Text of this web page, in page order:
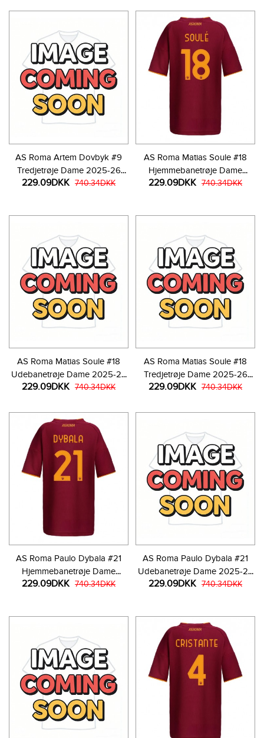
AS Roma Artem Dovbyk #9
Tredjetrøje Dame 2025-26
Kortærmet
229.09DKK 740.34DKK
AS Roma Matias Soule #18
Hjemmebanetrøje Dame
2025-26 Kortærmet
229.09DKK 740.34DKK
AS Roma Matias Soule #18
Udebanetrøje Dame 2025-26
Kortærmet
229.09DKK 740.34DKK
AS Roma Matias Soule #18
Tredjetrøje Dame 2025-26
Kortærmet
229.09DKK 740.34DKK
AS Roma Paulo Dybala #21
Hjemmebanetrøje Dame
2025-26 Kortærmet
229.09DKK 740.34DKK
AS Roma Paulo Dybala #21
Udebanetrøje Dame 2025-26
Kortærmet
229.09DKK 740.34DKK